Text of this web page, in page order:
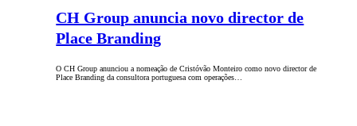
CH Group anuncia novo director de
Place Branding
O CH Group anunciou a nomeação de Cristóvão Monteiro como novo director de
Place Branding da consultora portuguesa com operações…